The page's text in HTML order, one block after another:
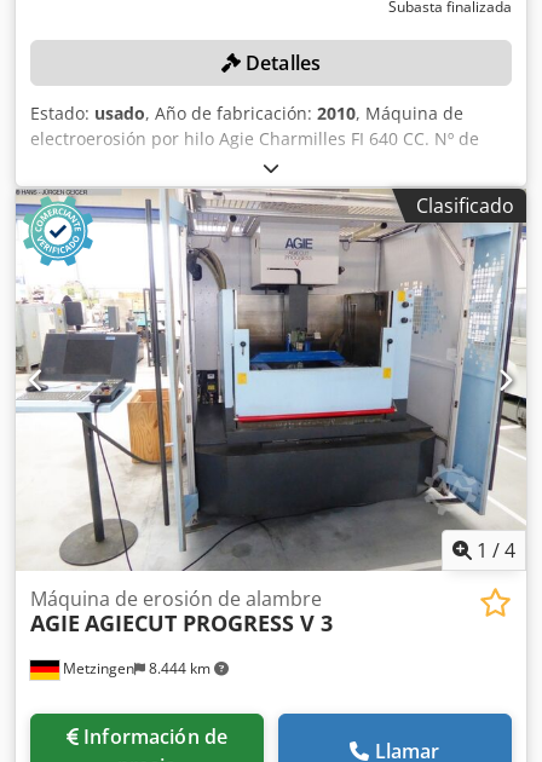
Subasta finalizada
Detalles
Estado: usado, Año de fabricación: 2010, Máquina de
electroerosión por hilo Agie Charmilles FI 640 CC. Nº de
serie 113 (2010) Dedpfx Amsznkivjxewa Atención: Este lote
ha sido desmontado profesionalmente y embalado de
forma segura para su transporte. Ubicación: Este lote se
encuentra en Birmingham, Reino Unido. Si usted adquiere
este artículo, se añadirá automáticamente un cargo de
£550 por desmontaje y carga sobre transporte adecuado
en su factura. El bloqueo y aseguramiento correrán a
cargo del comprador.
Clasificado
1 /4
Metzingen 8.444 km
Máquina de erosión de alambre
AGIE AGIECUT PROGRESS V 3
Información de
Llamar